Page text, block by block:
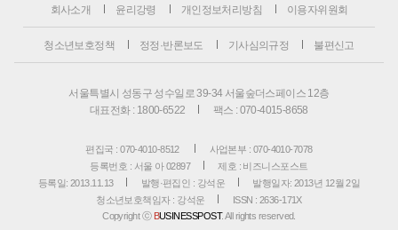
회사소개 윤리강령 개인정보처리방침 이용자위원회
청소년보호정책 정정·반론보도 기사심의규정 불편신고
서울특별시 성동구 성수일로 39-34 서울숲더스페이스 12층
대표전화 : 1800-6522
팩스 : 070-4015-8658
편집국 : 070-4010-8512
사업본부 : 070-4010-7078
등록번호 : 서울 아 02897
제호 : 비즈니스포스트
등록일: 2013.11.13
발행·편집인 : 강석운
발행일자: 2013년 12월 2일
청소년보호책임자 : 강석운
ISSN : 2636-171X
Copyright ⓒ BUSINESSPOST. All rights reserved.